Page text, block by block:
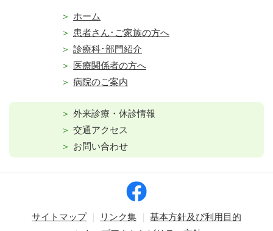
ホーム
患者さん･ご家族の方へ
診療科･部門紹介
医療関係者の方へ
病院のご案内
外来診療・休診情報
交通アクセス
お問い合わせ
サイトマップ リンク集
基本方針及び利用目的